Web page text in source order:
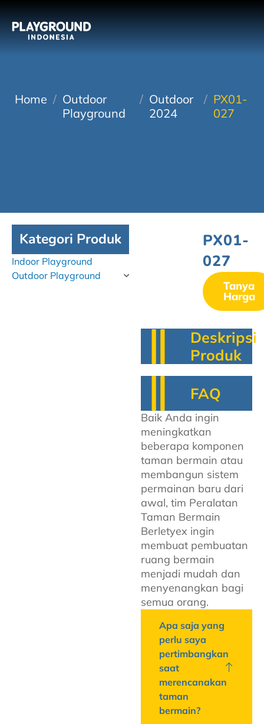
Home / Outdoor
Playground
/ Outdoor
2024
/ PX01-
027
Kategori Produk
Indoor Playground
Outdoor Playground
PX01-
027
Tanya
Harga
Deskripsi
Produk
FAQ
Baik Anda ingin
meningkatkan
beberapa komponen
taman bermain atau
membangun sistem
permainan baru dari
awal, tim Peralatan
Taman Bermain
Berletyex ingin
membuat pembuatan
ruang bermain
menjadi mudah dan
menyenangkan bagi
semua orang.
Apa saja yang
perlu saya
pertimbangkan
saat
merencanakan
taman
bermain?